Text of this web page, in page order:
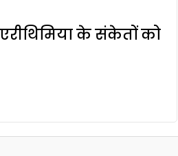
के संकेतों को